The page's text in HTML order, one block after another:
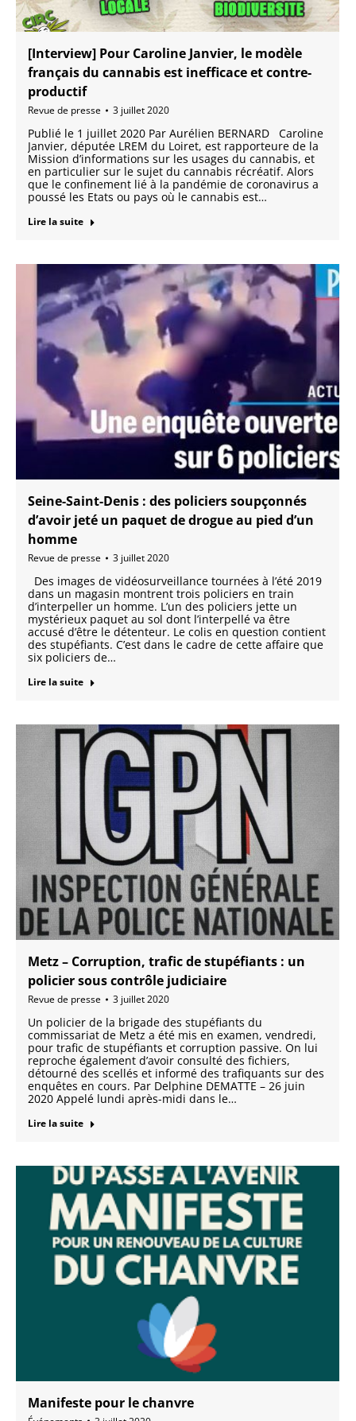
[Interview] Pour Caroline Janvier, le modèle
français du cannabis est inefficace et contre-
productif
Revue de presse 3 juillet 2020
Publié le 1 juillet 2020 Par Aurélien BERNARD Caroline
Janvier, députée LREM du Loiret, est rapporteure de la
Mission d’informations sur les usages du cannabis, et
en particulier sur le sujet du cannabis récréatif. Alors
que le confinement lié à la pandémie de coronavirus a
poussé les Etats ou pays où le cannabis est…
Lire la suite
Seine-Saint-Denis : des policiers soupçonnés
d’avoir jeté un paquet de drogue au pied d’un
homme
Revue de presse 3 juillet 2020
Des images de vidéosurveillance tournées à l’été 2019
dans un magasin montrent trois policiers en train
d’interpeller un homme. L’un des policiers jette un
mystérieux paquet au sol dont l’interpellé va être
accusé d’être le détenteur. Le colis en question contient
des stupéfiants. C’est dans le cadre de cette affaire que
six policiers de…
Lire la suite
Metz – Corruption, trafic de stupéfiants : un
policier sous contrôle judiciaire
Revue de presse 3 juillet 2020
Un policier de la brigade des stupéfiants du
commissariat de Metz a été mis en examen, vendredi,
pour trafic de stupéfiants et corruption passive. On lui
reproche également d’avoir consulté des fichiers,
détourné des scellés et informé des trafiquants sur des
enquêtes en cours. Par Delphine DEMATTE – 26 juin
2020 Appelé lundi après-midi dans le…
Lire la suite
Manifeste pour le chanvre